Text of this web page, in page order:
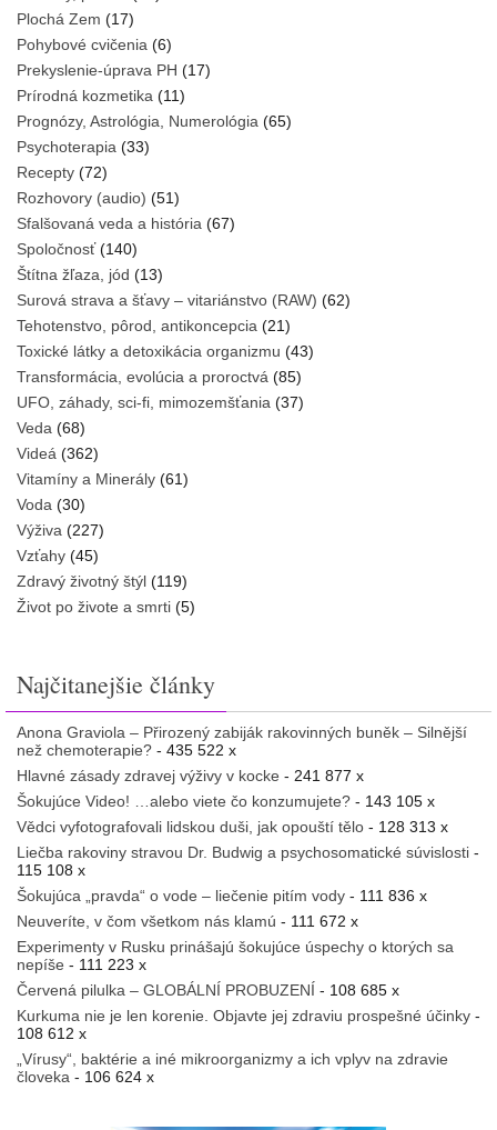
Plochá Zem (17)
Pohybové cvičenia (6)
Prekyslenie-úprava PH (17)
Prírodná kozmetika (11)
Prognózy, Astrológia, Numerológia (65)
Psychoterapia (33)
Recepty (72)
Rozhovory (audio) (51)
Sfalšovaná veda a história (67)
Spoločnosť(140)
Štítna žľaza, jód (13)
Surová strava a šťavy – vitariánstvo (RAW) (62)
Tehotenstvo, pôrod, antikoncepcia (21)
Toxické látky a detoxikácia organizmu (43)
Transformácia, evolúcia a proroctvá (85)
UFO, záhady, sci-fi, mimozemšťania (37)
Veda (68)
Videá (362)
Vitamíny a Minerály (61)
Voda (30)
Výživa (227)
Vzťahy (45)
Zdravý životný štýl (119)
Život po živote a smrti (5)
Najčitanejšie články
Anona Graviola – Přirozený zabiják rakovinných buněk – Silnější
než chemoterapie? - 435 522 x
Hlavné zásady zdravej výživy v kocke - 241 877 x
Šokujúce Video! …alebo viete čo konzumujete? - 143 105 x
Vědci vyfotografovali lidskou duši, jak opouští tělo - 128 313 x
Liečba rakoviny stravou Dr. Budwig a psychosomatické súvislosti -
115 108 x
Šokujúca „pravda“ o vode – liečenie pitím vody - 111 836 x
Neuveríte, v čom všetkom nás klamú - 111 672 x
Experimenty v Rusku prinášajú šokujúce úspechy o ktorých sa
nepíše - 111 223 x
Červená pilulka – GLOBÁLNÍ PROBUZENÍ - 108 685 x
Kurkuma nie je len korenie. Objavte jej zdraviu prospešné účinky -
108 612 x
„Vírusy“, baktérie a iné mikroorganizmy a ich vplyv na zdravie
človeka - 106 624 x